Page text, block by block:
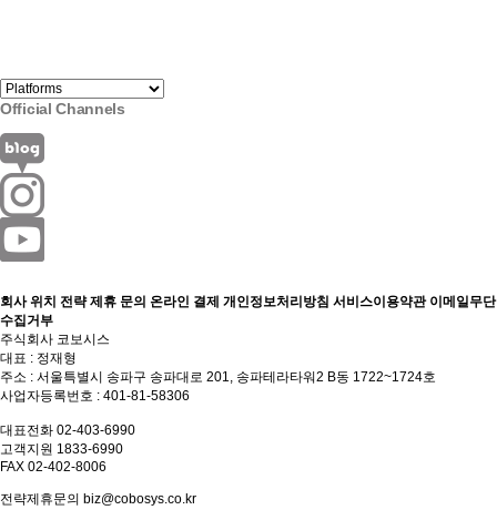
Official Channels
회사 위치 전략 제휴 문의 온라인 결제 개인정보처리방침 서비스이용약관 이메일무단
수집거부
주식회사 코보시스
대표 : 정재형
주소 : 서울특별시 송파구 송파대로 201, 송파테라타워2 B동 1722~1724호
사업자등록번호 : 401-81-58306
대표전화 02-403-6990
고객지원 1833-6990
FAX 02-402-8006
전략제휴문의 biz@cobosys.co.kr